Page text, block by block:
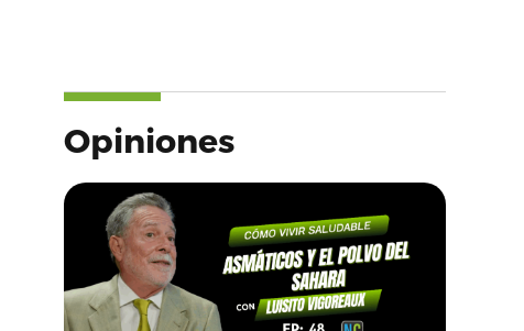
Opiniones